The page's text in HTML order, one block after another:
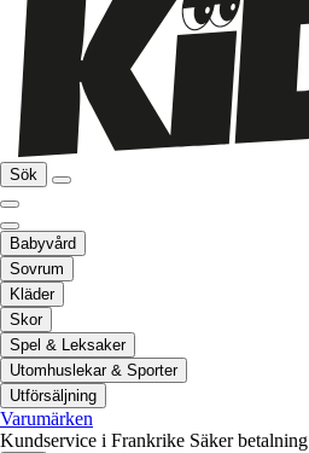
Sök
Babyvård
Sovrum
Kläder
Skor
Spel & Leksaker
Utomhuslekar & Sporter
Utförsäljning
Varumärken
Kundservice i Frankrike Säker betalning